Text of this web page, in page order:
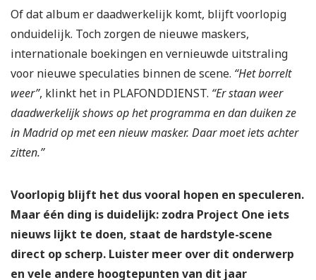
Of dat album er daadwerkelijk komt, blijft voorlopig
onduidelijk. Toch zorgen de nieuwe maskers,
internationale boekingen en vernieuwde uitstraling
voor nieuwe speculaties binnen de scene. “Het borrelt
weer”, klinkt het in PLAFONDDIENST. “Er staan weer
daadwerkelijk shows op het programma en dan duiken ze
in Madrid op met een nieuw masker. Daar moet iets achter
zitten.”
Voorlopig blijft het dus vooral hopen en speculeren.
Maar één ding is duidelijk: zodra Project One iets
nieuws lijkt te doen, staat de hardstyle-scene
direct op scherp. Luister meer over dit onderwerp
en vele andere hoogtepunten van dit jaar